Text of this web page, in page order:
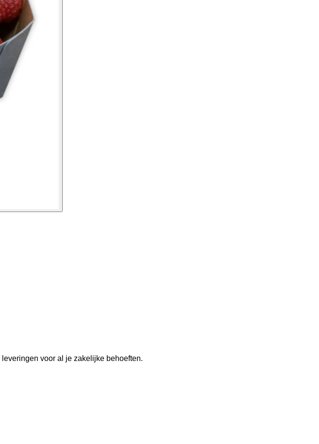
voor al je zakelijke behoeften.